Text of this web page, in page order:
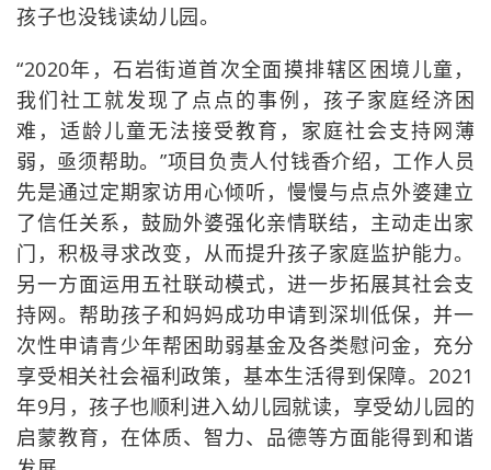
孩子也没钱读幼儿园。
“2020年，石岩街道首次全面摸排辖区困境儿童，
我们社工就发现了点点的事例，孩子家庭经济困
难，适龄儿童无法接受教育，家庭社会支持网薄
弱，亟须帮助。”项目负责人付钱香介绍，工作人员
先是通过定期家访用心倾听，慢慢与点点外婆建立
了信任关系，鼓励外婆强化亲情联结，主动走出家
门，积极寻求改变，从而提升孩子家庭监护能力。
另一方面运用五社联动模式，进一步拓展其社会支
持网。帮助孩子和妈妈成功申请到深圳低保，并一
次性申请青少年帮困助弱基金及各类慰问金，充分
享受相关社会福利政策，基本生活得到保障。2021
年9月，孩子也顺利进入幼儿园就读，享受幼儿园的
启蒙教育，在体质、智力、品德等方面能得到和谐